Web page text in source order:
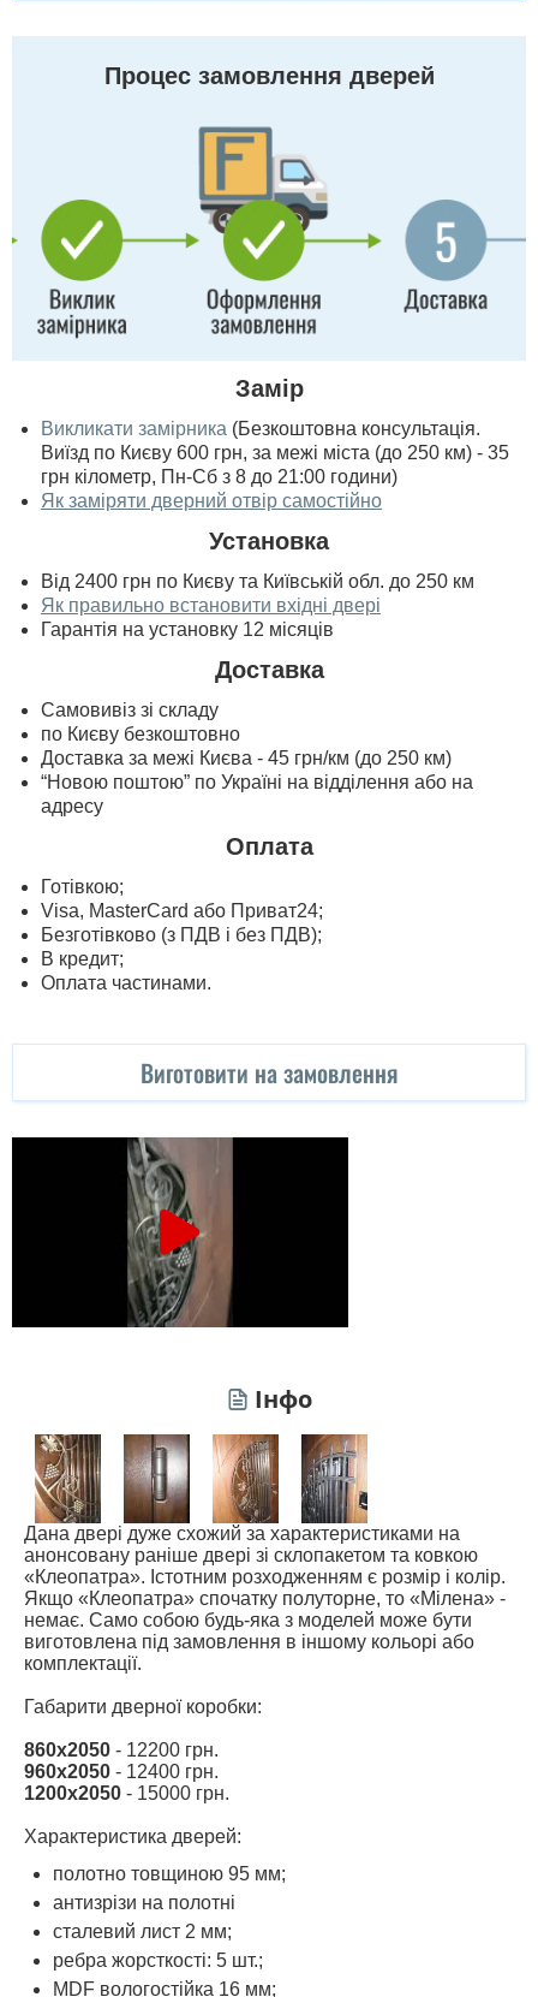
Процес замовлення дверей
Замір
Викликати замірника (Безкоштовна консультація.
Виїзд по Києву 600 грн, за межі міста (до 250 км) - 35
грн кілометр, Пн-Сб з 8 до 21:00 години)
Як заміряти дверний отвір самостійно
Установка
Від 2400 грн по Києву та Київській обл. до 250 км
Як правильно встановити вхідні двері
Гарантія на установку 12 місяців
Доставка
Самовивіз зі складу
по Києву безкоштовно
Доставка за межі Києва - 45 грн/км (до 250 км)
“Новою поштою” по Україні на відділення або на
адресу
Оплата
Готівкою;
Visa, MasterСard або Приват24;
Безготівково (з ПДВ і без ПДВ);
В кредит;
Оплата частинами.
Виготовити на замовлення
Інфо
Дана двері дуже схожий за характеристиками на
анонсовану раніше двері зі склопакетом та ковкою
«Клеопатра». Істотним розходженням є розмір і колір.
Якщо «Клеопатра» спочатку полуторне, то «Мілена» -
немає. Само собою будь-яка з моделей може бути
виготовлена під замовлення в іншому кольорі або
комплектації.
Габарити дверної коробки:
860х2050 - 12200 грн.
960х2050 - 12400 грн.
1200х2050 - 15000 грн.
Характеристика дверей:
полотно товщиною 95 мм;
антизрізи на полотні
сталевий лист 2 мм;
ребра жорсткості: 5 шт.;
MDF вологостійка 16 мм;